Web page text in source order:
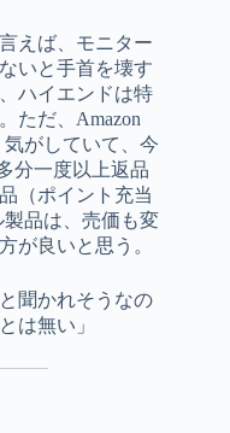
えば、モニター
いと手首を壊す
ハイエンドは特
ただ、Amazon
がしていて、今
分一度以上返品
（ポイント充当
製品は、売価も変
が良いと思う。
聞かれそうなの
は無い」